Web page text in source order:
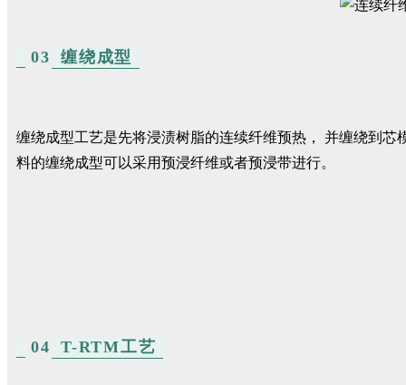
03 缠绕成型
缠绕成型工艺是先将浸渍树脂的连续纤维预热， 并缠绕到
料的缠绕成型可以采用预浸纤维或者预浸带进行。
04 T-RTM工艺